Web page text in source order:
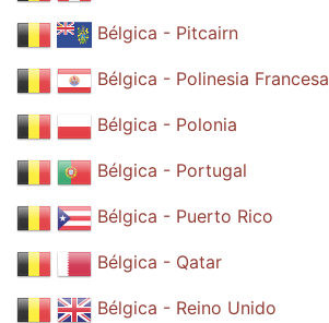
Bélgica - Pitcairn
Bélgica - Polinesia Francesa
Bélgica - Polonia
Bélgica - Portugal
Bélgica - Puerto Rico
Bélgica - Qatar
Bélgica - Reino Unido